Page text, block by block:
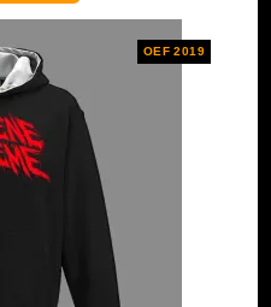
OEF 2019